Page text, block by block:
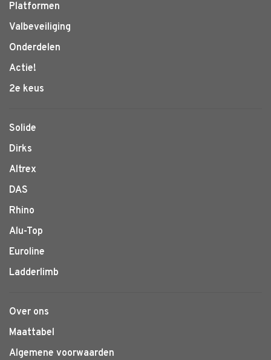
Platformen
Valbeveiliging
Onderdelen
Actie!
2e keus
Solide
Dirks
Altrex
DAS
Rhino
Alu-Top
Euroline
Ladderlimb
Over ons
Maattabel
Algemene voorwaarden